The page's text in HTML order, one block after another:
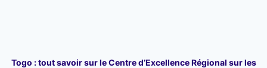
Togo : tout savoir sur le Centre d’Excellence Régional sur les